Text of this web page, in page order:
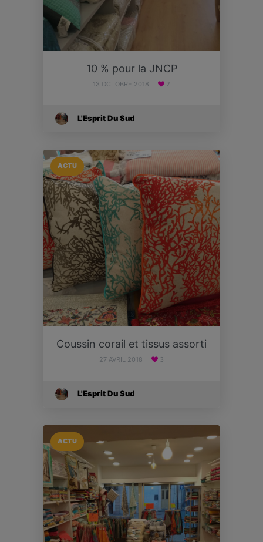
10 % pour la JNCP
13 OCTOBRE 2018 2
L'Esprit Du Sud
ACTU
Coussin corail et tissus assorti
27 AVRIL 2018 3
L'Esprit Du Sud
ACTU